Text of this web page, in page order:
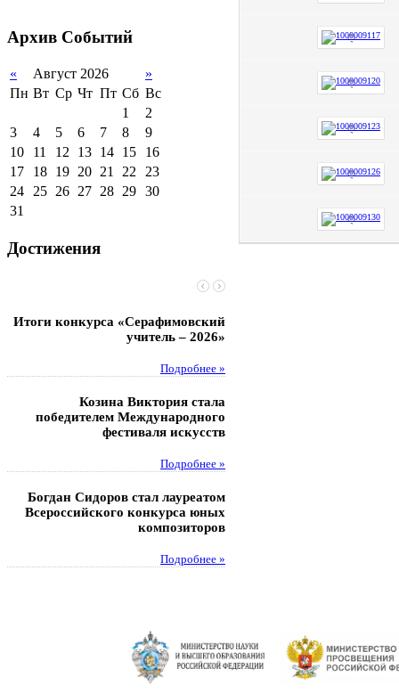
поддержки обучающихся
сотрудничество
Организация питания в
образовательной
организации
Архив Событий
« Август 2026
»
Пн Вт Ср Чт Пт Сб Вс
1
2
3
4 5 6 7 8
9
10
11 12 13 14 15
16
17
18 19 20 21 22 23
24 25 26 27 28 29 30
31
Достижения
Итоги конкурса «Серафимовский
учитель – 2026»
Подробнее »
Козина Виктория стала
победителем Международного
фестиваля искусств
Подробнее »
Богдан Сидоров стал лауреатом
Всероссийского конкурса юных
композиторов
Подробнее »